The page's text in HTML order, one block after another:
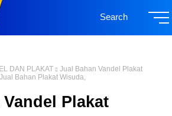
Search
DAN PLAKAT
Jual Bahan Vandel Plakat
Bahan Plakat Wisuda,
Plakat